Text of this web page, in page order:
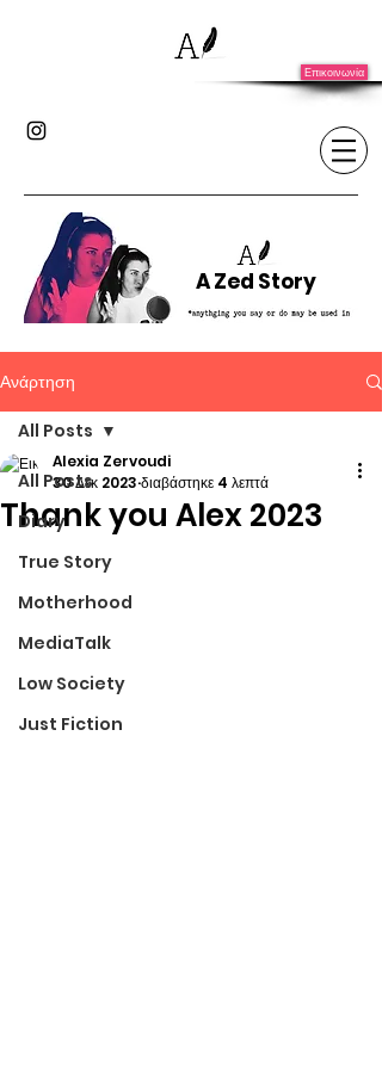
Επικοινωνία
A Zed Story
Ανάρτηση
All Posts
Diary
True Story
Motherhood
MediaTalk
Low Society
Just Fiction
All Posts
Thank you Alex 2023
Alexia Zervoudi
30 Δεκ 2023 διαβάστηκε 4 λεπτά